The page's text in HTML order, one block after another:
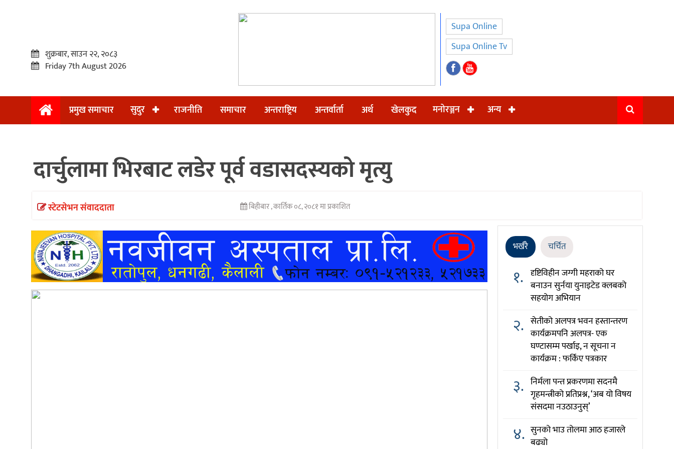
प्रमुख
समाचार
अन्तर्वार्ता
खेलकुद
शुक्रबार, साउन २२, २०८३
Friday 7th August 2026
Supa Online
Supa Online Tv
प्रमुख समाचार सुदुर राजनीति समाचार अन्तराष्ट्रिय अन्तर्वार्ता अर्थ खेलकुद मनोरञ्जन अन्य
दार्चुलामा भिरबाट लडेर पूर्व वडासदस्यको मृत्यु
स्टेटसेभन संवाददाता बिहीबार , कार्तिक ०८, २०८१ मा प्रकाशित
भर्खरै चर्चित
१. दृष्टिविहीन जग्गी महराको घर
बनाउन सुर्नया युनाइटेड क्लबको
सहयोग अभियान
२. सेतीको अलपत्र भवन हस्तान्तरण
कार्यक्रमपनि अलपत्र- एक
घण्टासम्म पर्खाइ, न सूचना न
कार्यक्रम : फर्किए पत्रकार
३. निर्मला पन्त प्रकरणमा सदनमै
गृहमन्त्रीको प्रतिप्रश्न, ‘अब यो विषय
संसदमा नउठाउनुस्’
४. सुनको भाउ तोलमा आठ हजारले
बढ्यो